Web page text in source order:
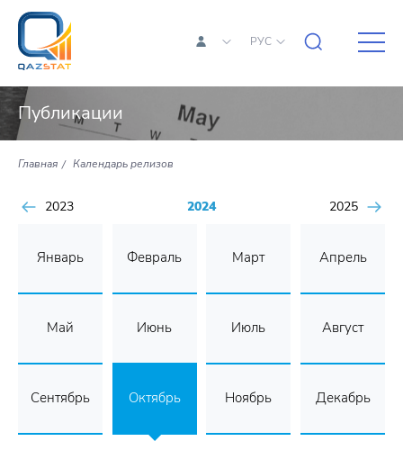
РУС
Публикации
Главная Календарь релизов
2023 2024 2025
Январь Февраль Март Апрель
Май Июнь Июль Август
Сентябрь Октябрь Ноябрь Декабрь